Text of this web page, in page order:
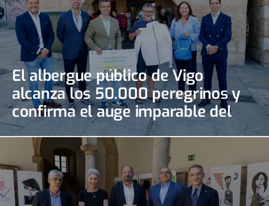
El albergue público de Vigo
alcanza los 50.000 peregrinos y
confirma el auge imparable del
Camino Portugués de la Costa